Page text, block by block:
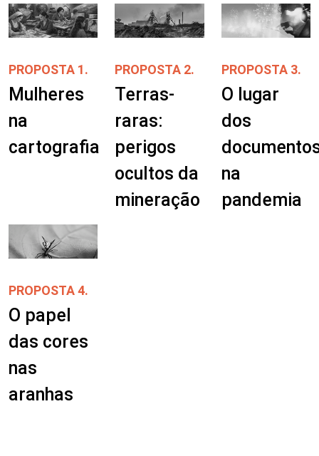
PROPOSTA 1.
Mulheres
na
cartografia
PROPOSTA 2.
Terras-
raras:
perigos
ocultos da
mineração
PROPOSTA 3.
O lugar
dos
na
pandemia
PROPOSTA 4.
O papel
das cores
nas
aranhas